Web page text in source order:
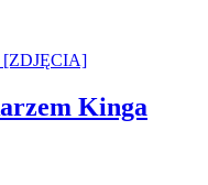
Kinga